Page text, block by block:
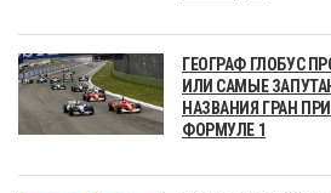
ГЕОГРАФ ГЛОБУС
ИЛИ САМЫЕ
НАЗВАНИЯ ГРАН
ФОРМУЛЕ 1